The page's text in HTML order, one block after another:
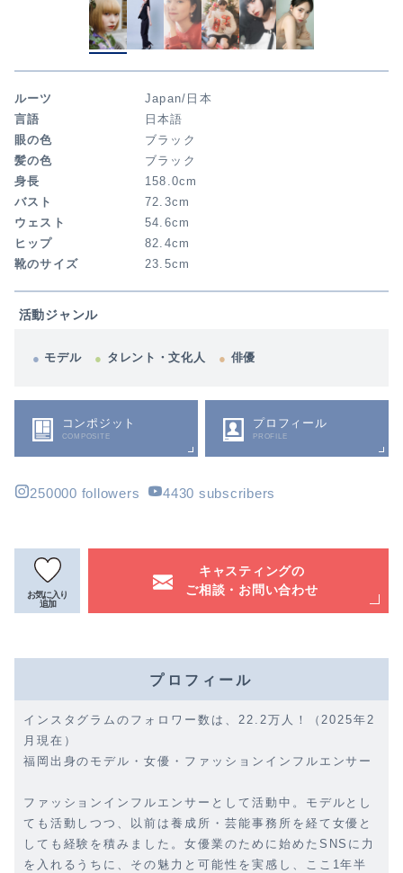
ルーツ
Japan/日本
言語
日本語
眼の色
ブラック
髪の色
ブラック
身長
158.0cm
バスト
72.3cm
ウェスト
54.6cm
ヒップ
82.4cm
靴のサイズ
23.5cm
活動ジャンル
モデル 俳優
タレント・文化人
コンポジット
COMPOSITE
プロフィール
PROFILE
250000 followers 4430 subscribers
お気に入り
追加
キャスティングの
ご相談・お問い合わせ
プロフィール
インスタグラムのフォロワー数は、22.2万人！（2025年2
月現在）
福岡出身のモデル・女優・ファッションインフルエンサー
ファッションインフルエンサーとして活動中。モデルとし
ても活動しつつ、以前は養成所・芸能事務所を経て女優と
しても経験を積みました。女優業のために始めたSNSに力
を入れるうちに、その魅力と可能性を実感し、ここ1年半